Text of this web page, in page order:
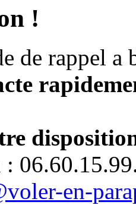
!
de rappel a
:
en-